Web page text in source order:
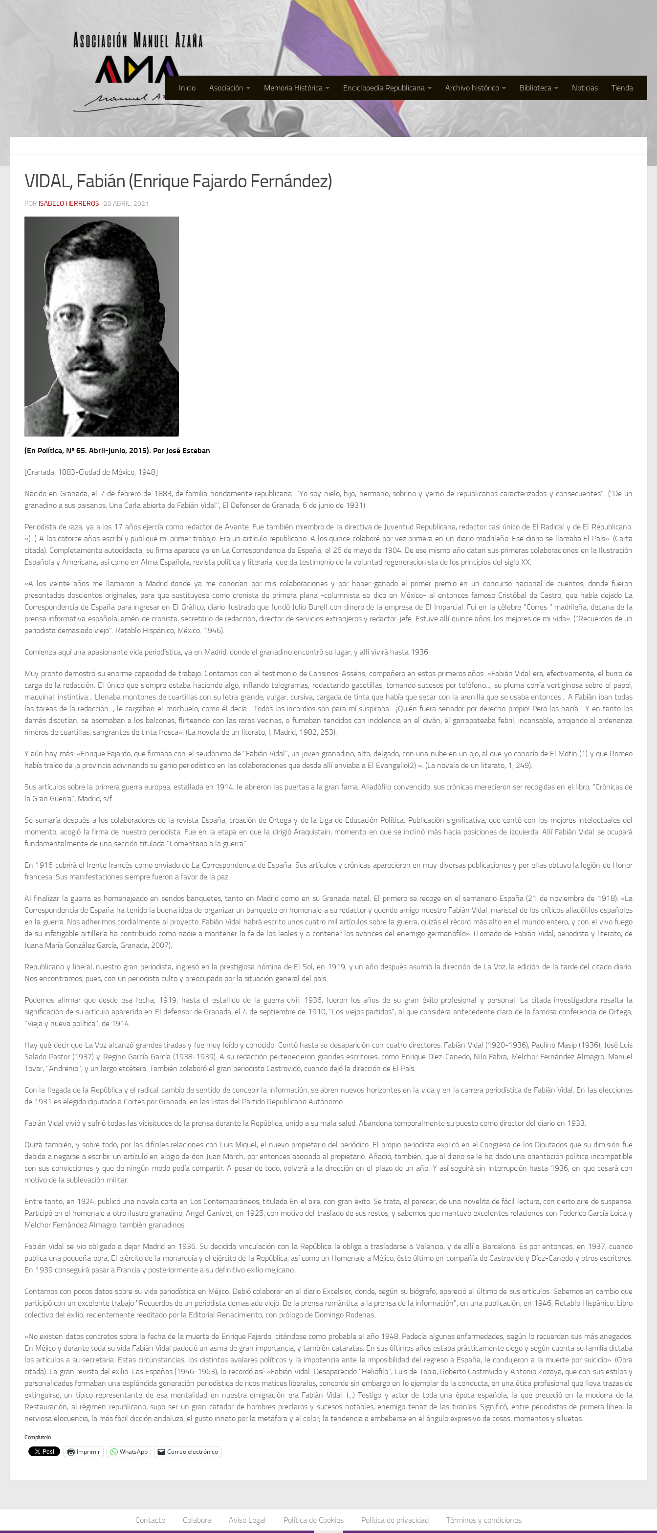
Inicio Asociación Memoria Histórica Enciclopedia Republicana Archivo histórico Biblioteca Noticias Tienda
VIDAL, Fabián (Enrique Fajardo Fernández)
POR ISABELO HERREROS · 20 ABRIL, 2021
(En Política, Nº 65. Abril-junio, 2015). Por José Esteban
[Granada, 1883-Ciudad de México, 1948]
Nacido en Granada, el 7 de febrero de 1883, de familia hondamente republicana. "Yo soy nielo, hijo, hermano, sobrino y yerno de republicanos caracterizados y consecuentes". ("De un
granadino a sus paisanos. Una Carla abierta de Fabián Vidal", El Defensor de Granada, 6 de junio de 1931).
Periodista de raza, ya a los 17 años ejercía como redactor de Avante. Fue también miembro de la directiva de Juventud Republicana, redactor casi único de El Radical y de El Repu­blicano.
«(...) A los catorce años escribí y publiqué mi primer trabajo. Era un artículo republicano. A los quince colaboré por vez primera en un diario madrileño. Ese diario se llamaba El País». (Carta
citada). Completamente autodidacta, su firma aparece ya en La Correspondencia de España, el 26 de mayo de 1904. De ese mismo año datan sus primeras colaboracio­nes en la Ilustración
Española y Americana, así como en Alma Española, revista política y literaria, que da testimonio de la voluntad regeneracionista de los principios del siglo XX.
«A los veinte años me llamaron a Madrid donde ya me conocían por mis colaboraciones y por haber ganado el primer premio en un concurso nacional de cuentos, donde fue­ron
presentados doscientos originales, para que sustituyese como cronista de primera plana -columnista se dice en México- al entonces famoso Cristóbal de Castro, que había dejado La
Correspondencia de España para ingresar en El Gráfico, diario ilustrado que fundó Julio Burell con dinero de la empresa de El Imparcial. Fui en la célebre "Corres " madri­leña, decana de la
prensa informativa española, amén de cronista, secretario de redacción, director de servicios extran­jeros y redactor-jefe. Estuve allí quince años, los mejores de mi vida». ("Recuerdos de un
periodista demasiado viejo". Retablo Hispánico, México. 1946).
Comienza aquí una apasionante vida periodística, ya en Madrid, donde el granadino encontró su lugar, y allí vivirá hasta 1936.
Muy pronto demostró su enorme capacidad de trabajo. Contamos con el testimonio de Cansinos-Asséns, compañero en estos primeros años. «Fabián Vidal era, efectivamente, el burro de
carga de la redacción. El único que siempre estaba haciendo algo, inflando telegramas, redactando gacetillas, tomando sucesos por teléfono..., su pluma corría vertiginosa sobre el papel,
maquinal, instintiva... Llenaba montones de cuartillas con su letra grande, vulgar, cursiva, cargada de tinta que había que secar con la arenilla que se usaba entonces... A Fabián iban todas
las tareas de la redacción..., le cargaban el mochuelo, como él decía... Todos los incordios son para mí suspiraba... ¡Quién fuera senador por derecho propio! Pero los hacía. ..Y en tanto los
demás discutían, se asomaban a los balcones, flirteando con las raras vecinas, o fumaban tendidos con indolencia en el diván, él garrapateaba febril, incansable, arrojando al ordenanza
rimeros de cuartillas, sangrantes de tinta fresca». (La novela de un literato, I, Madrid, 1982, 253).
Y aún hay más: «Enrique Fajardo, que firmaba con el seudó­nimo de "Fabián Vidal", un joven granadino, alto, delgado, con una nube en un ojo, al que yo conocía de El Motín (1) y que Romeo
había traído de ¡a provincia adivinando su genio periodístico en las colaboraciones que desde allí enviaba a El Evangelio(2) ». (La novela de un literato, 1, 249).
Sus artículos sobre la primera guerra europea, estallada en 1914, le abrieron las puertas a la gran fama. Aliadófilo con­vencido, sus crónicas merecieron ser recogidas en el libro, "Crónicas de
la Gran Guerra", Madrid, s/f.
Se sumaría después a los colaboradores de la revista España, creación de Ortega y de la Liga de Educación Política. Publi­cación significativa, que contó con los mejores intelectuales del
momento, acogió la firma de nuestro periodista. Fue en la etapa en que la dirigió Araquistain, momento en que se inclinó más hacia posiciones de izquierda. Allí Fabián Vidal se ocupará
fundamentalmente de una sección titulada "Comentario a la guerra".
En 1916 cubrirá el frente francés como enviado de La Correspondencia de España. Sus artículos y crónicas apare­cieron en muy diversas publicaciones y por ellas obtuvo la legión de Honor
francesa. Sus manifestaciones siempre fue­ron a favor de la paz.
Al finalizar la guerra es homenajeado en sendos banquetes, tanto en Madrid como en su Granada natal. El primero se recoge en el semanario España (21 de noviembre de 1918): «La
Correspondencia de España ha tenido la buena idea de organizar un banquete en homenaje a su redactor y querido amigo nuestro Fabián Vidal, mariscal de los críticos aliadófilos españoles
en la guerra. Nos adherimos cordialmente al proyecto. Fabián Vidal habrá escrito unos cuatro mil artículos sobre la guerra, quizás el récord más alto en el mundo entero, y con el vivo fuego
de su infatigable artillería ha contribuido como nadie a mantener la fe de los leales y a contener los avances del enemigo germanófilo». (Tomado de Fabián Vidal, periodista y literato, de
Juana María González García, Granada, 2007).
Republicano y liberal, nuestro gran periodista, ingresó en la prestigiosa nómina de El Sol, en 1919, y un año después asumió la dirección de La Voz, la edición de la tarde del citado diario.
Nos encontramos, pues, con un periodista culto y preocupado por la situación general del país.
Podemos afirmar que desde esa fecha, 1919, hasta el estallido de la guerra civil, 1936, fueron los años de su gran éxito profesional y personal. La citada investigadora resalta la
significación de su artículo aparecido en El defensor de Granada, el 4 de septiembre de 1910, "Los viejos partidos", al que considera antecedente claro de la famosa conferencia de Ortega,
"Vieja y nueva política", de 1914.
Hay qué decir que La Voz alcanzó grandes tiradas y fue muy leído y conocido. Contó hasta su desaparición con cuatro directores: Fabián Vidal (1920-1936), Paulino Masip (1936), José Luis
Salado Pastor (1937) y Regino García García (1938-1939). A su redacción pertenecieron grandes escritores, como Enrique Díez-Canedo, Nilo Fabra, Melchor Fernández Almagro, Manuel
Tovar, "Andrenio", y un largo etcétera. También colaboró el gran periodista Castrovido, cuando dejó la dirección de El País.
Con la llegada de la República y el radical cambio de sentido de concebir la información, se abren nuevos horizontes en la vida y en la carrera periodística de Fabián Vidal. En las elecciones
de 1931 es elegido diputado a Cortes por Granada, en las listas del Partido Republicano Autónomo.
Fabián Vidal vivió y sufrió todas las vicisitudes de la prensa durante la República, unido a su mala salud. Abandona temporalmente su puesto como director del diario en 1933.
Quizá también, y sobre todo, por las difíciles relaciones con Luis Miquel, el nuevo propietario del periódico. El propio periodista explicó en el Congreso de los Diputados que su dimisión fue
debida a negarse a escribir un artículo en elogio de don Juan March, por entonces asociado al propietario. Añadió, también, que al diario se le ha dado una orientación política incompatible
con sus convicciones y que de ningún modo podía compartir. A pesar de todo, volverá a la dirección en el plazo de un año. Y así seguirá sin interrupción hasta 1936, en que cesará con
motivo de la sublevación militar.
Entre tanto, en 1924, publicó una novela corta en Los Contemporáneos, titulada En el aire, con gran éxito. Se trata, al parecer, de una novelita de fácil lectura, con cierto aire de suspense.
Participó en el homenaje a otro ilustre granadino, Angel Ganivet, en 1925, con motivo del traslado de sus restos, y sabemos que mantuvo excelentes relaciones con Federico García Loica y
Melchor Fer­nández Almagro, también granadinos.
Fabián Vidal se vio obligado a dejar Madrid en 1936. Su deci­dida vinculación con la República le obliga a trasladarse a Valencia, y de allí a Barcelona. Es por entonces, en 1937, cuando
publica una pequeña obra, El ejército de la monarquía y el ejército de la República, así como un Homenaje a Méjico, éste último en compañía de Castrovido y Díez-Canedo y otros escritores.
En 1939 conseguirá pasar a Francia y posterior­mente a su definitivo exilio mejicano.
Contamos con pocos datos sobre su vida periodística en Méjico. Debió colaborar en el diario Excelsior, donde, según su biógrafo, apareció el último de sus artículos. Sabemos en cambio que
participó con un excelente trabajo "Recuerdos de un periodista demasiado viejo. De la prensa romántica a la prensa de la información", en una publicación, en 1946, Retablo Hispánico. Libro
colectivo del exilio, recientemente reeditado por la Editorial Renacimiento, con prólogo de Domingo Rodenas.
«No existen datos concretos sobre la fecha de la muerte de Enrique Fajardo, citándose como probable el año 1948. Padecía algunas enfermedades, según lo recuerdan sus más anegados.
En Méjico y durante toda su vida Fabián Vidal padeció un asma de gran importancia, y también cataratas. En sus últimos años estaba prácticamente ciego y según cuenta su familia dictaba
los artículos a su secretaria. Estas circunstancias, los distintos avalares políticos y la impotencia ante la imposibilidad del regreso a España, le condujeron a la muerte por suicidio». (Obra
citada). La gran revista del exilio. Las Españas (1946-1963), lo recordó así: «Fabián Vidal. Desaparecido "Heliófilo", Luis de Tapia, Roberto Castmvido y Antonio Zozaya, que con sus estilos y
personalidades formaban una espléndida generación periodística de ricos matices liberales, concorde sin embargo en lo ejemplar de la conducta, en una ética profesional que lleva trazas de
extinguirse, un típico representante de esa mentalidad en nuestra emigración era Fabián Vidal. (...) Testigo y actor de toda una época española, la que precedió en la modorra de la
Restauración, al régimen republicano, supo ser un gran catador de hombres preclaros y sucesos notables, enemigo tenaz de las tiranías. Significó, entre periodistas de primera línea, la
nerviosa elocuencia, la más fácil dicción andaluza, el gusto innato por la metáfora y el color; la tendencia a embeberse en el ángulo expresivo de cosas, momentos y siluetas.
Compártelo:
Imprimir WhatsApp Correo electrónico
Contacto Colabora Aviso Legal Política de Cookies Política de privacidad Términos y condiciones